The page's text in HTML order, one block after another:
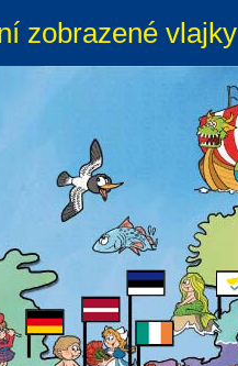
zobrazené vlajky